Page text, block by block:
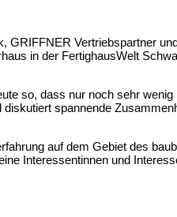
GRIFFNER Vertriebspartner
in der FertighausWelt
so, dass nur noch sehr
spannende
auf dem Gebiet des
Interessentinnen und